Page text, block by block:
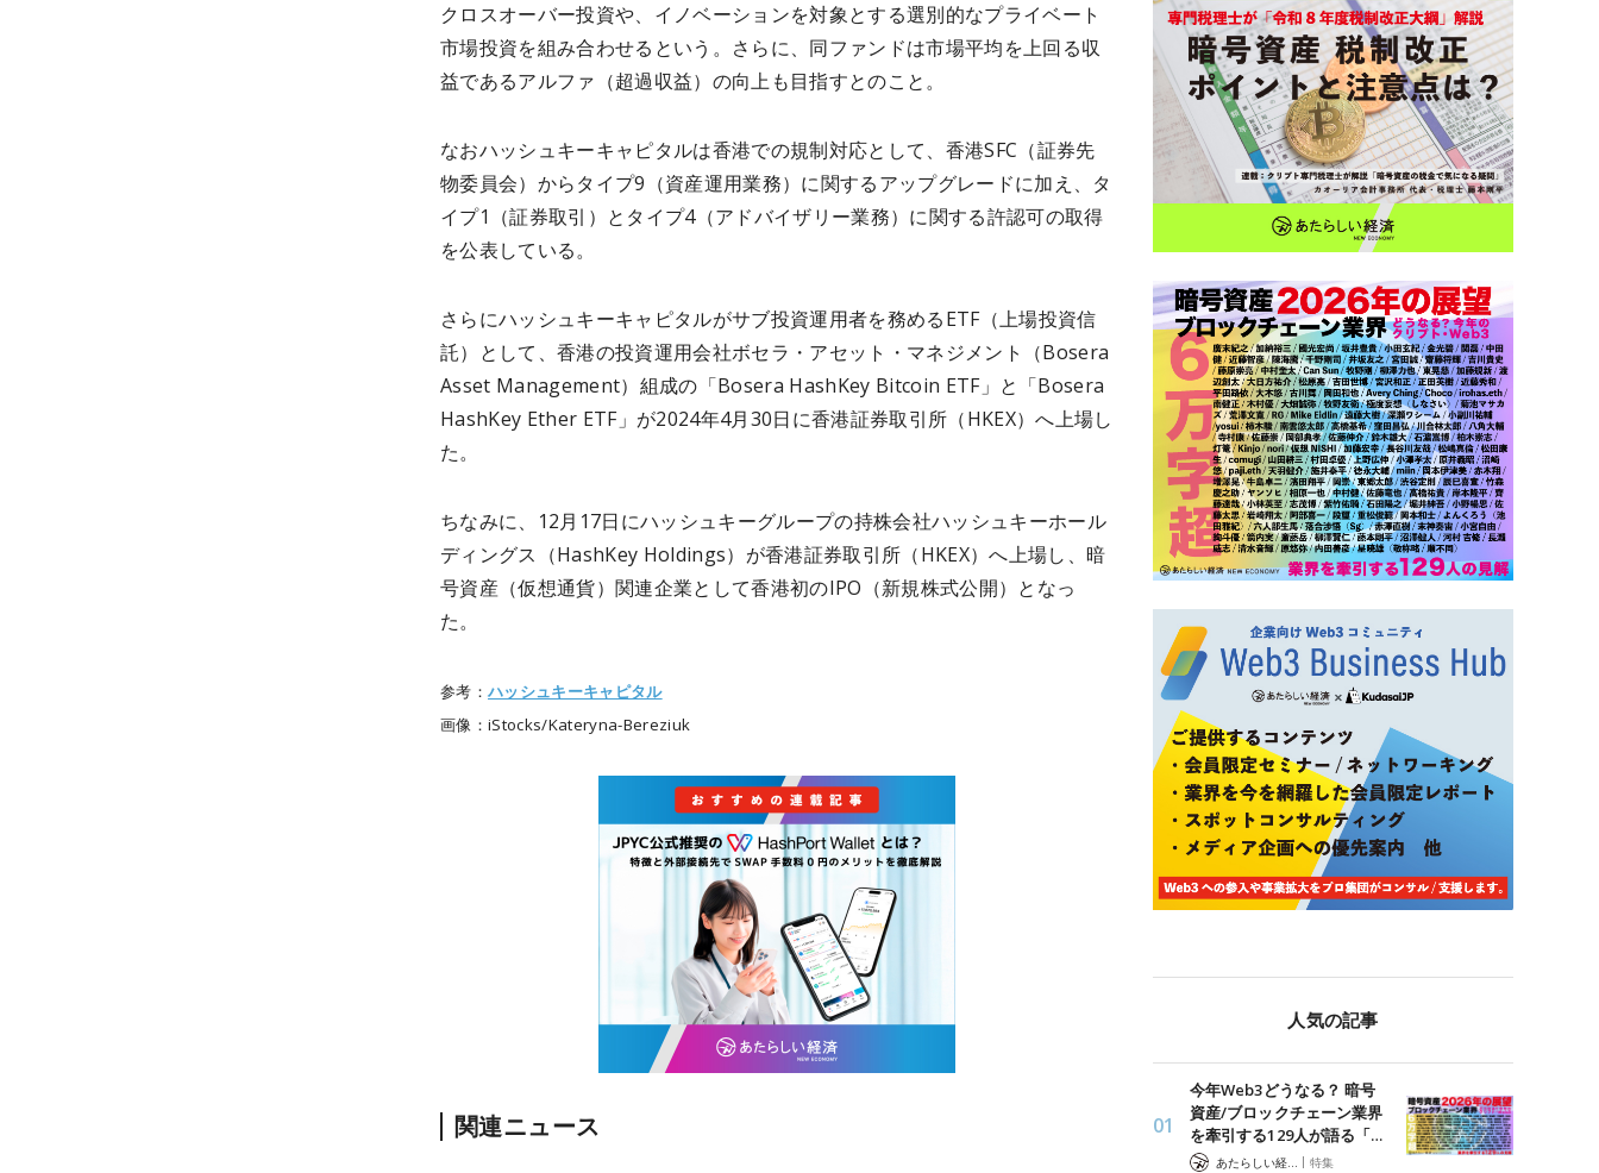
クロスオーバー投資や、イノベーションを対象とする選別的なプライベート
市場投資を組み合わせるという。さらに、同ファンドは市場平均を上回る収
益であるアルファ（超過収益）の向上も目指すとのこと。
なおハッシュキーキャピタルは香港での規制対応として、香港SFC（証券先
物委員会）からタイプ9（資産運用業務）に関するアップグレードに加え、タ
イプ1（証券取引）とタイプ4（アドバイザリー業務）に関する許認可の取得
を公表している。
さらにハッシュキーキャピタルがサブ投資運用者を務めるETF（上場投資信
託）として、香港の投資運用会社ボセラ・アセット・マネジメント（Bosera
Asset Management）組成の「Bosera HashKey Bitcoin ETF」と「Bosera
HashKey Ether ETF」が2024年4月30日に香港証券取引所（HKEX）へ上場し
た。
ちなみに、12月17日にハッシュキーグループの持株会社ハッシュキーホール
ディングス（HashKey Holdings）が香港証券取引所（HKEX）へ上場し、暗
号資産（仮想通貨）関連企業として香港初のIPO（新規株式公開）となっ
た。
参考： ハッシュキーキャピタル
画像：iStocks/Kateryna-Bereziuk
関連ニュース
人気の記事
今年Web3どうなる？ 暗号
資産/ブロックチェーン業界
を牽引する129人が語る「…
| 特集